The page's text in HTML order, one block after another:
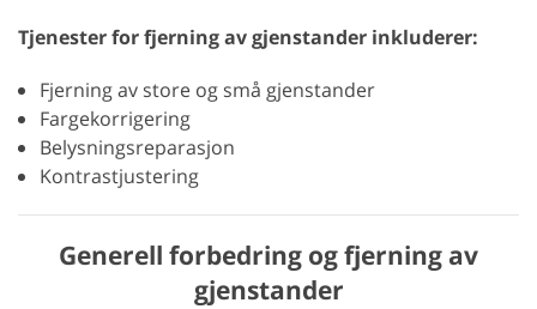
Tjenester for fjerning av gjenstander inkluderer:
Fjerning av store og små gjenstander
Fargekorrigering
Belysningsreparasjon
Kontrastjustering
Generell forbedring og fjerning av
gjenstander